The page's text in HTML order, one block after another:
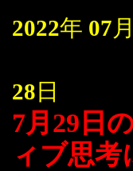
2022年 07月
28 日
7月29日
ィブ思